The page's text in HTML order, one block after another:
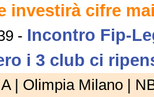
investirà cifre
- Incontro Fip-
i 3 club ci
| Olimpia Milano |